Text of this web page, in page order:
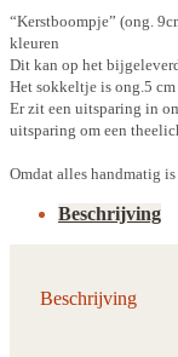
“Kerstboompje” (ong.
kleuren
Dit kan op het
Het sokkeltje is ong.5 cm
Er zit een uitsparing in
uitsparing om een
Omdat alles handmatig
Beschrijving
Beschrijving